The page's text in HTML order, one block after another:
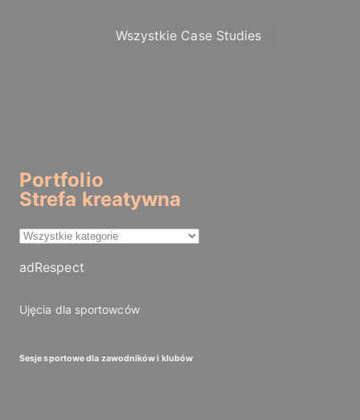
Wszystkie Case Studies
Portfolio
Strefa kreatywna
adRespect
Ujęcia dla sportowców
Sesje sportowe dla zawodników i klubów